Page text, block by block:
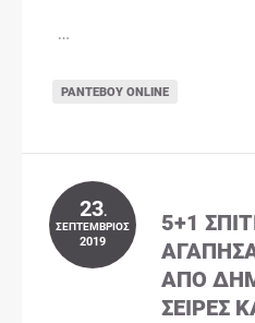
…
ΡΑΝΤΕΒΟΎ ONLINE
23.
ΣΕΠΤΈΜΒΡΙΟΣ
2019
5+1
ΑΠΌ
ΣΕΙΡΈΣ